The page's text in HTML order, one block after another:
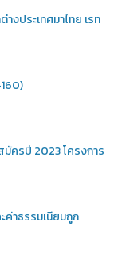
งประเทศมาไทย เรท
มัครปี 2023 โครงการ
ค่าธรรมเนียมถูก